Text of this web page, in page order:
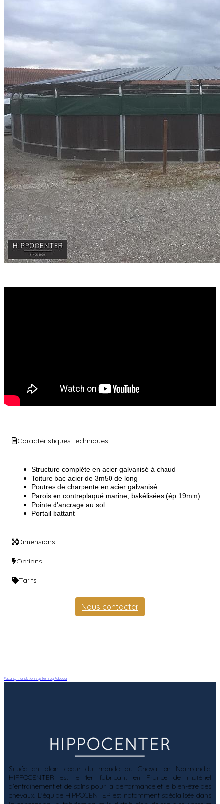
Caractéristiques techniques
Structure complète en acier galvanisé à chaud
Toiture bac acier de 3m50 de long
Poutres de charpente en acier galvanisé
Parois en contreplaqué marine, bakélisées (ép.19mm)
Pointe d'ancrage au sol
Portail battant
Dimensions
Options
Tarifs
Nous contacter
FaLang translation system by Faboba
Située en plein cœur du monde du Cheval en Normandie,
HIPPOCENTER est le 1er fabricant en France de matériel
d'entraînement et de soins pour la performance et le bien-être des
chevaux. L'équipe HIPPOCENTER est notamment spécialisée dans